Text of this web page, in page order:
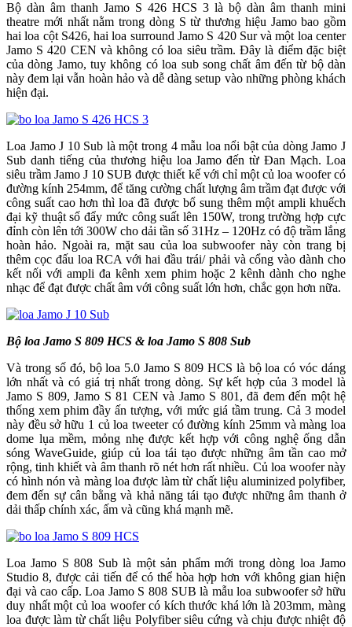
Bộ dàn âm thanh Jamo S 426 HCS 3 là bộ dàn âm thanh mini
theatre mới nhất nằm trong dòng S từ thương hiệu Jamo bao gồm
hai loa cột S426, hai loa surround Jamo S 420 Sur và một loa center
Jamo S 420 CEN và không có loa siêu trầm. Đây là điểm đặc biệt
của dòng Jamo, tuy không có loa sub song chất âm đến từ bộ dàn
này đem lại vẫn hoàn hảo và dễ dàng setup vào những phòng khách
hiện đại.
Loa Jamo J 10 Sub là một trong 4 mẫu loa nổi bật của dòng Jamo J
Sub danh tiếng của thương hiệu loa Jamo đến từ Đan Mạch. Loa
siêu trầm Jamo J 10 SUB được thiết kế với chỉ một củ loa woofer có
đường kính 254mm, để tăng cường chất lượng âm trầm đạt được với
công suất cao hơn thì loa đã được bổ sung thêm một ampli khuếch
đại kỹ thuật số đẩy mức công suất lên 150W, trong trường hợp cực
đỉnh còn lên tới 300W cho dải tần số 31Hz – 120Hz có độ trầm lắng
hoàn hảo. Ngoài ra, mặt sau của loa subwoofer này còn trang bị
thêm cọc đấu loa RCA với hai đầu trái/ phải và cổng vào dành cho
kết nối với ampli đa kênh xem phim hoặc 2 kênh dành cho nghe
nhạc để đạt được chất âm với công suất lớn hơn, chắc gọn hơn nữa.
Bộ loa Jamo S 809 HCS & loa Jamo S 808 Sub
Và trong số đó, bộ loa 5.0 Jamo S 809 HCS là bộ loa có vóc dáng
lớn nhất và có giá trị nhất trong dòng. Sự kết hợp của 3 model là
Jamo S 809, Jamo S 81 CEN và Jamo S 801, đã đem đến một hệ
thống xem phim đầy ấn tượng, với mức giá tầm trung. Cả 3 model
này đều sở hữu 1 củ loa tweeter có đường kính 25mm và màng loa
dome lụa mềm, mỏng nhẹ được kết hợp với công nghệ ống dẫn
sóng WaveGuide, giúp củ loa tái tạo được những âm tần cao mở
rộng, tinh khiết và âm thanh rõ nét hơn rất nhiều. Củ loa woofer này
có hình nón và màng loa được làm từ chất liệu aluminized polyfiber,
đem đến sự cân bằng và khả năng tái tạo được những âm thanh ở
dải thấp chính xác, ấm và cũng khá mạnh mẽ.
Loa Jamo S 808 Sub là một sản phẩm mới trong dòng loa Jamo
Studio 8, được cải tiến để có thể hòa hợp hơn với không gian hiện
đại và cao cấp. Loa Jamo S 808 SUB là mẫu loa subwoofer sở hữu
duy nhất một củ loa woofer có kích thước khá lớn là 203mm, màng
loa được làm từ chất liệu Polyfiber siêu cứng và chịu được nhiệt độ